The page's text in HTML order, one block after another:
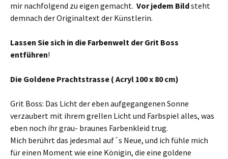
mir nachfolgend zu eigen gemacht. Vor jedem Bildsteht
demnach der Originaltext der Künstlerin.
Lassen Sie sich in die Farbenwelt der Grit Boss
entführen!
Die Goldene Prachtstrasse ( Acryl 100 x 80 cm)
Grit Boss: Das Licht der eben aufgegangenen Sonne
verzaubert mit ihrem grellen Licht und Farbspiel alles, was
eben noch ihr grau- braunes Farbenkleid trug.
Mich berührt das jedesmal auf´s Neue, und ich fühle mich
für einen Moment wie eine Königin, die eine goldene